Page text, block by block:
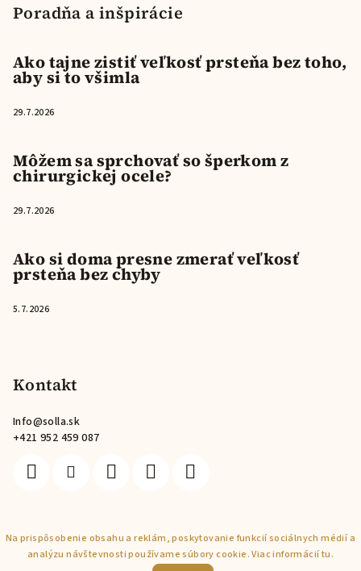
Na prispôsobenie obsahu a reklám, poskytovanie funkcií sociálnych médií a
analýzu návštevnosti používame súbory cookie. Viac informáciítu.
Poradňa a inšpirácie
Ako tajne zistiť veľkosť prsteňa bez toho,
aby si to všimla
29.7.2026
Môžem sa sprchovať so šperkom z
chirurgickej ocele?
29.7.2026
Ako si doma presne zmerať veľkosť
prsteňa bez chyby
5.7.2026
Kontakt
Info@solla.sk
+421 952 459 087
Copyright 2026Solla. Všetky práva vyhradené.